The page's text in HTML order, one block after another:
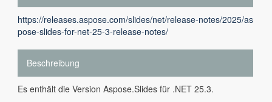
https://releases.aspose.com/slides/net/release-notes/2025/as
pose-slides-for-net-25-3-release-notes/
Beschreibung
Es enthält die Version Aspose.Slides für .NET 25.3.